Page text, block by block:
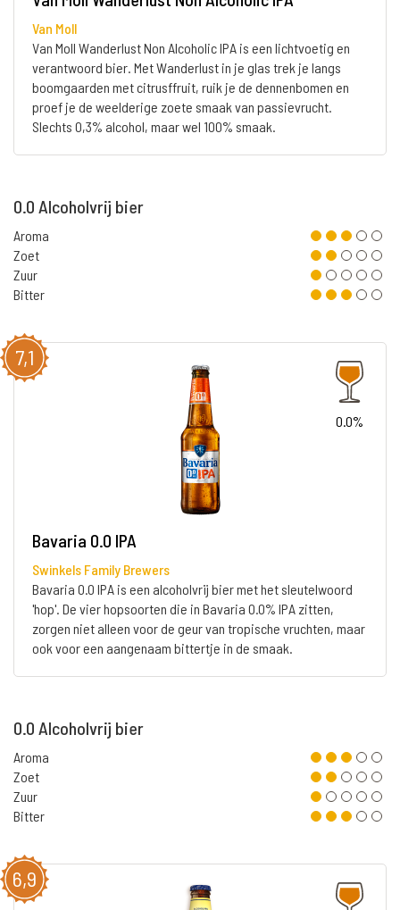
Van Moll
Van Moll Wanderlust Non Alcoholic IPA is een lichtvoetig en
verantwoord bier. Met Wanderlust in je glas trek je langs
boomgaarden met citrusffruit, ruik je de dennenbomen en
proef je de weelderige zoete smaak van passievrucht.
Slechts 0,3% alcohol, maar wel 100% smaak.
0.0 Alcoholvrij bier
Aroma
Zoet
Zuur
Bitter
7,1
0.0%
Bavaria 0.0 IPA
Swinkels Family Brewers
Bavaria 0.0 IPA is een alcoholvrij bier met het sleutelwoord
'hop'. De vier hopsoorten die in Bavaria 0.0% IPA zitten,
zorgen niet alleen voor de geur van tropische vruchten, maar
ook voor een aangenaam bittertje in de smaak.
0.0 Alcoholvrij bier
Aroma
Zoet
Zuur
Bitter
6,9